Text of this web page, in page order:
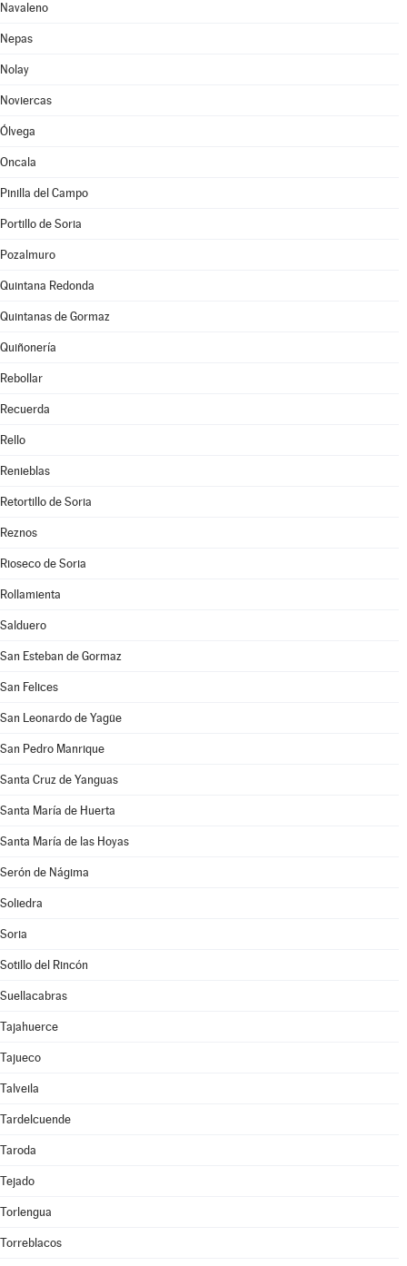
Navaleno
Nepas
Nolay
Noviercas
Ólvega
Oncala
Pinilla del Campo
Portillo de Soria
Pozalmuro
Quintana Redonda
Quintanas de Gormaz
Quiñonería
Rebollar
Recuerda
Rello
Renieblas
Retortillo de Soria
Reznos
Rioseco de Soria
Rollamienta
Salduero
San Esteban de Gormaz
San Felices
San Leonardo de Yagüe
San Pedro Manrique
Santa Cruz de Yanguas
Santa María de Huerta
Santa María de las Hoyas
Serón de Nágima
Soliedra
Soria
Sotillo del Rincón
Suellacabras
Tajahuerce
Tajueco
Talveila
Tardelcuende
Taroda
Tejado
Torlengua
Torreblacos